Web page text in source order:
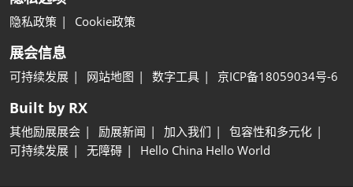
隐私政策 Cookie政策
展会信息
可持续发展 网站地图 数字工具 京ICP备18059034号-6
Built by RX
其他励展展会 励展新闻 加入我们
包容性和多元化
可持续发展
无障碍 Hello China Hello World